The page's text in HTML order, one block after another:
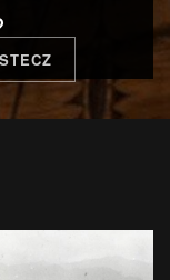
日本語